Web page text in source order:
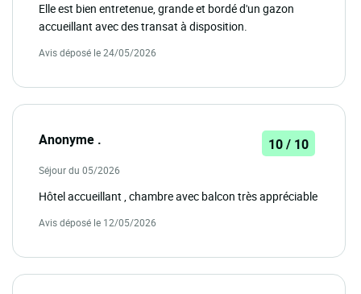
Elle est bien entretenue, grande et bordé d'un gazon
accueillant avec des transat à disposition.
Avis déposé le 24/05/2026
Anonyme . 10 / 10
Séjour du 05/2026
Hôtel accueillant , chambre avec balcon très appréciable
Avis déposé le 12/05/2026